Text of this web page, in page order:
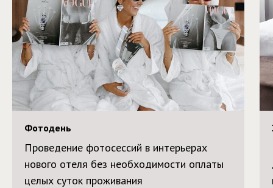
Фотодень
Проведение фотосессий в интерьерах
нового отеля без необходимости оплаты
целых суток проживания